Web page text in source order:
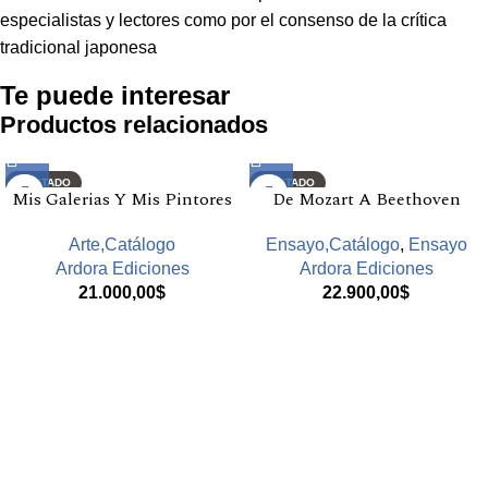
especialistas y lectores como por el consenso de la crítica
tradicional japonesa
Te puede interesar
Productos relacionados
AGOTADO
Mis Galerias Y Mis Pintores
Arte,Catálogo
Ardora Ediciones
21.000,00$
AGOTADO
De Mozart A Beethoven
Ensayo,Catálogo, Ensayo
Ardora Ediciones
22.900,00$